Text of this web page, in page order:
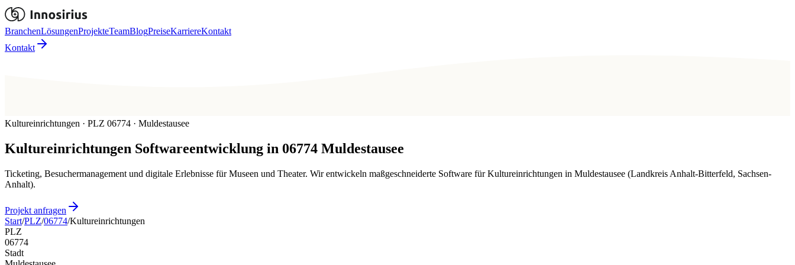
BranchenLösungenProjekteTeamBlogPreiseKarriereKontakt
Kontakt
Kultureinrichtungen · PLZ 06774 · Muldestausee
Kultureinrichtungen Softwareentwicklung in 06774 Muldestausee
Ticketing, Besuchermanagement und digitale Erlebnisse für Museen und Theater. Wir entwickeln maßgeschneiderte Software für Kultureinrichtungen in Muldestausee (Landkreis Anhalt-Bitterfeld, Sachsen-
Anhalt).
Projekt anfragen
Start/PLZ/06774/Kultureinrichtungen
PLZ
06774
Stadt